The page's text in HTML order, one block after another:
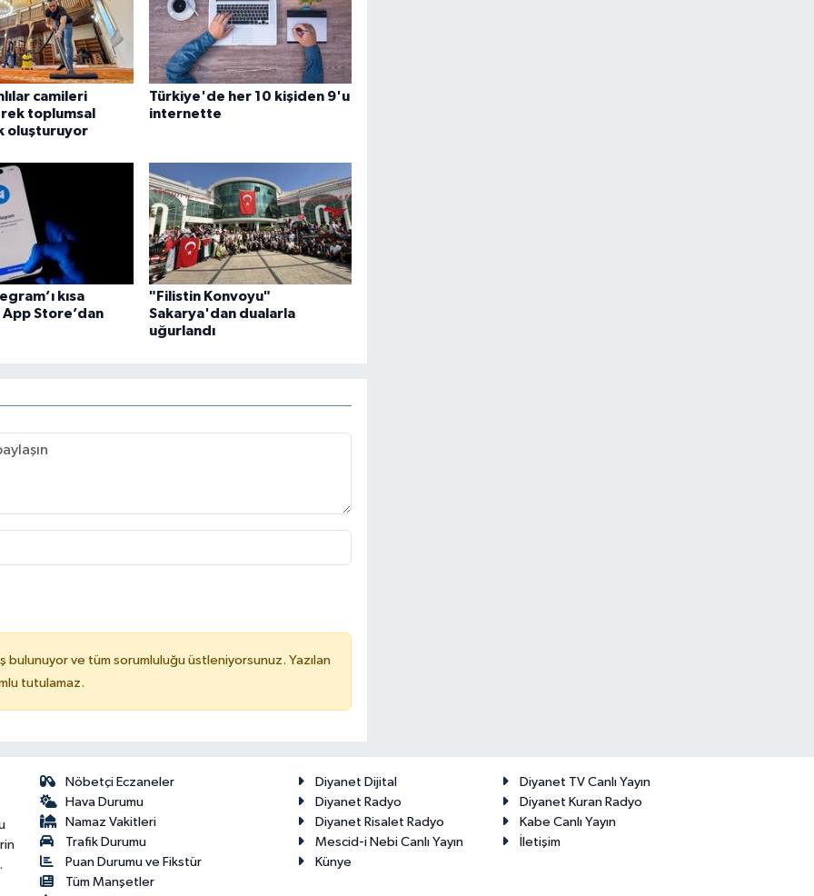
camileri
toplumsal
oluşturuyor
Türkiye'de her 10 kişiden 9'u
internette
kısa
Store’dan
"Filistin Konvoyu"
Sakarya'dan dualarla
uğurlandı
bulunuyor ve tüm sorumluluğu üstleniyorsunuz. Yazılan
tutulamaz.
Nöbetçi Eczaneler
Hava Durumu
Namaz Vakitleri
Trafik Durumu
Puan Durumu ve Fikstür
Tüm Manşetler
Diyanet Dijital
Diyanet TV Canlı Yayın
Diyanet Radyo
Diyanet Kuran Radyo
Diyanet Risalet Radyo
Kabe Canlı Yayın
Mescid-i Nebi Canlı Yayın
İletişim
Künye